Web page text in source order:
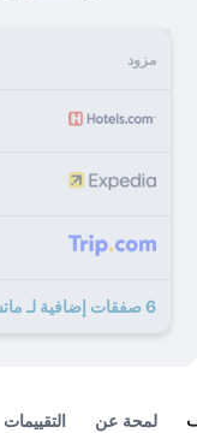
مزود
6 صفقات إضافية لـ ماتسويا ريوكان
لمحة عن التقييمات